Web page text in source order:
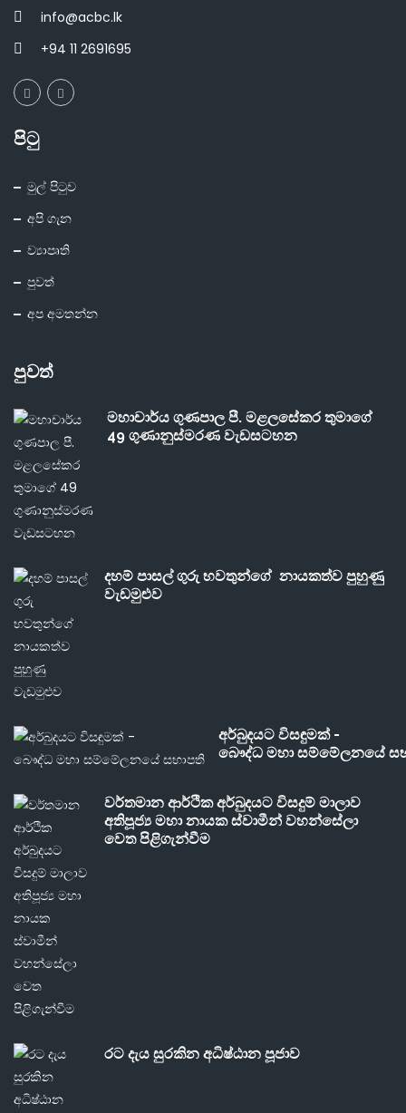
info@acbc.lk
+94 11 2691695
පිටු
මුල් පිටුව
අපි ගැන
ව්‍යාපෘති
පුවත්
අප අමතන්න
පුවත්
මහාචාර්ය ගුණපාල පී. මළලසේකර තුමාගේ
49 ගුණානුස්මරණ වැඩසටහන
දහම් පාසල් ගුරු භවතුන්ගේ නායකත්ව පුහුණු
වැඩමුළුව
අර්බුදයට විසඳුමක් -
බෞද්ධ මහා සම්මේලනයේ
වර්තමාන ආර්ථික අර්බුදයට විසදුම් මාලාව
අතිපූජ්‍ය මහා නායක ස්වාමීන් වහන්සේලා
වෙත පිළිගැන්වීම
රට දැය සුරකින අධිෂ්ඨාන පූජාව